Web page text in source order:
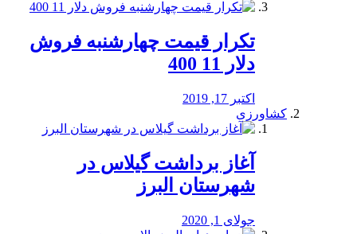
تکرار قیمت چهارشنبه فروش
دلار 11 400
اکتبر 17, 2019
کشاورزی
آغاز برداشت گیلاس در
شهرستان البرز
جولای 1, 2020